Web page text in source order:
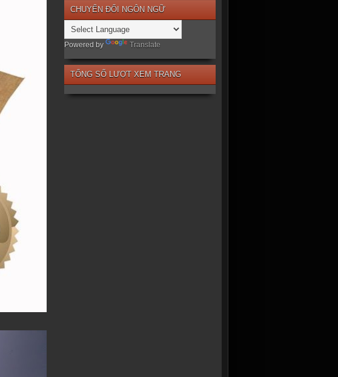
CHUYỂN ĐỔI NGÔN NGỮ
Powered by Translate
TỔNG SỐ LƯỢT XEM TRANG